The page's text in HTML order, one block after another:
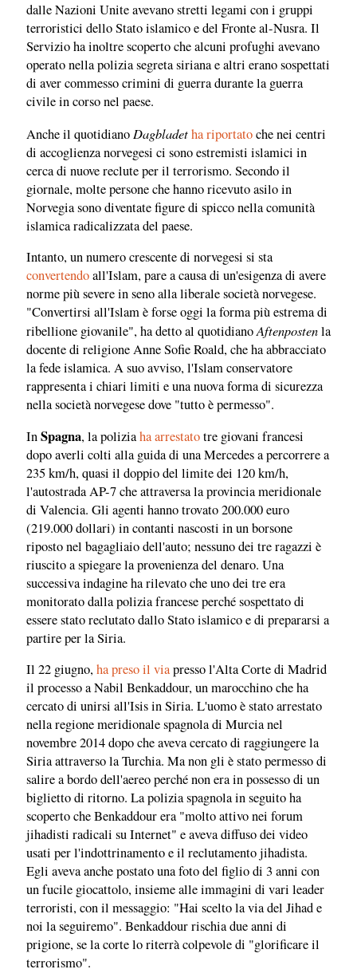
dalle Nazioni Unite avevano stretti legami con i gruppi
terroristici dello Stato islamico e del Fronte al-Nusra. Il
Servizio ha inoltre scoperto che alcuni profughi avevano
operato nella polizia segreta siriana e altri erano sospettati
di aver commesso crimini di guerra durante la guerra
civile in corso nel paese.
Anche il quotidiano Dagbladetha riportatoche nei centri
di accoglienza norvegesi ci sono estremisti islamici in
cerca di nuove reclute per il terrorismo. Secondo il
giornale, molte persone che hanno ricevuto asilo in
Norvegia sono diventate figure di spicco nella comunità
islamica radicalizzata del paese.
Intanto, un numero crescente di norvegesi si sta
convertendoall'Islam, pare a causa di un'esigenza di avere
norme più severe in seno alla liberale società norvegese.
"Convertirsi all'Islam è forse oggi la forma più estrema di
ribellione giovanile", ha detto al quotidianoAftenpostenla
docente di religione Anne Sofie Roald, che ha abbracciato
la fede islamica. A suo avviso, l'Islam conservatore
rappresenta i chiari limiti e una nuova forma di sicurezza
nella società norvegese dove "tutto è permesso".
InSpagna, la poliziaha arrestatotre giovani francesi
dopo averli colti alla guida di una Mercedes a percorrere a
235 km/h, quasi il doppio del limite dei 120 km/h,
l'autostrada AP-7 che attraversa la provincia meridionale
di Valencia. Gli agenti hanno trovato 200.000 euro
(219.000 dollari) in contanti nascosti in un borsone
riposto nel bagagliaio dell'auto; nessuno dei tre ragazzi è
riuscito a spiegare la provenienza del denaro. Una
successiva indagine ha rilevato che uno dei tre era
monitorato dalla polizia francese perché sospettato di
essere stato reclutato dallo Stato islamico e di prepararsi a
partire per la Siria.
Il 22 giugno,ha preso il viapresso l'Alta Corte di Madrid
il processo a Nabil Benkaddour, un marocchino che ha
cercato di unirsi all'Isis in Siria. L'uomo è stato arrestato
nella regione meridionale spagnola di Murcia nel
novembre 2014 dopo che aveva cercato di raggiungere la
Siria attraverso la Turchia. Ma non gli è stato permesso di
salire a bordo dell'aereo perché non era in possesso di un
biglietto di ritorno. La polizia spagnola in seguito ha
scoperto che Benkaddour era "molto attivo nei forum
jihadisti radicali su Internet" e aveva diffuso dei video
usati per l'indottrinamento e il reclutamento jihadista.
Egli aveva anche postato una foto del figlio di 3 anni con
un fucile giocattolo, insieme alle immagini di vari leader
terroristi, con il messaggio: "Hai scelto la via del Jihad e
noi la seguiremo". Benkaddour rischia due anni di
prigione, se la corte lo riterrà colpevole di "glorificare il
terrorismo".